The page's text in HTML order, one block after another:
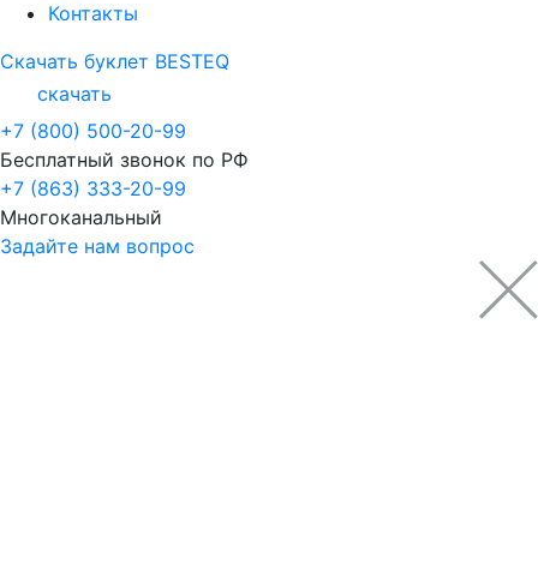
Контакты
Скачать буклет BESTEQ
скачать
+7 (800) 500-20-99
Бесплатный звонок по РФ
+7 (863) 333-20-99
Многоканальный
Задайте нам вопрос